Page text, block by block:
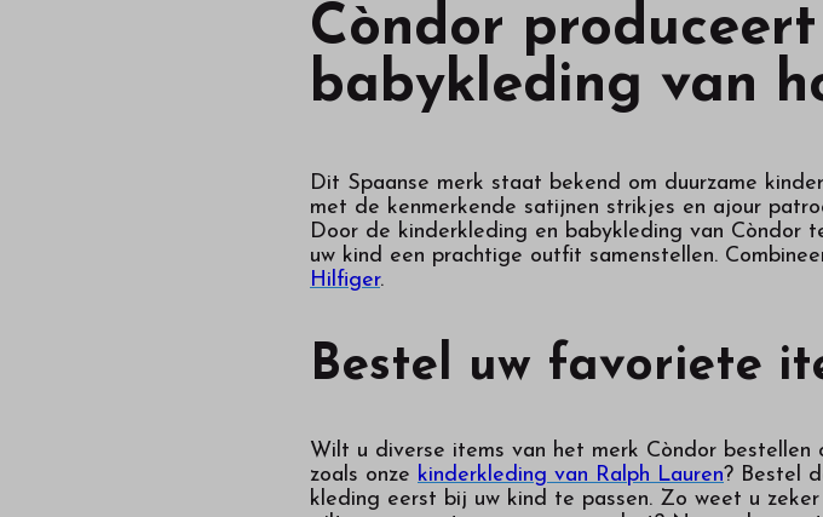
Còndor
babykleding van
Dit Spaanse merk staat bekend om duurzame
met de kenmerkende satijnen strikjes en ajour
Door de kinderkleding en babykleding van Còndor
uw kind een prachtige outfit samenstellen.
Hilfiger.
Bestel uw favoriete
Wilt u diverse items van het merk Còndor
zoals onze kinderkleding van Ralph Lauren? Bestel
kleding eerst bij uw kind te passen. Zo weet u